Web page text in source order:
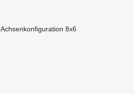
Achsenkonfiguration 8x6